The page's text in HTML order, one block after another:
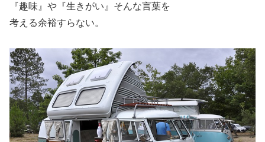
『趣味』や『生きがい』そんな言葉を
考える余裕すらない。